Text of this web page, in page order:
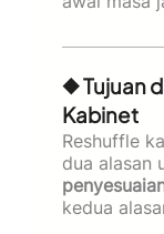
◆ Tujuan
Kabinet
Reshuffle
dua alasan
kedua